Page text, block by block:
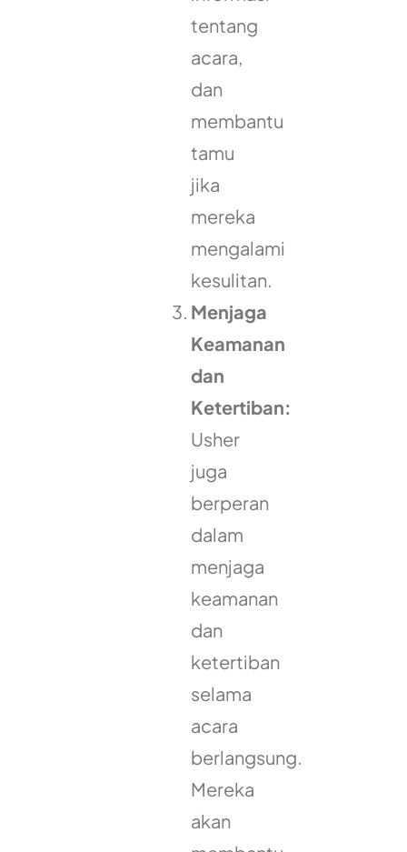
tentang
acara,
dan
membantu
tamu
jika
mereka
mengalami
kesulitan.
Menjaga
Keamanan
dan
Ketertiban:
Usher
juga
berperan
dalam
menjaga
keamanan
dan
ketertiban
selama
acara
berlangsung.
Mereka
akan